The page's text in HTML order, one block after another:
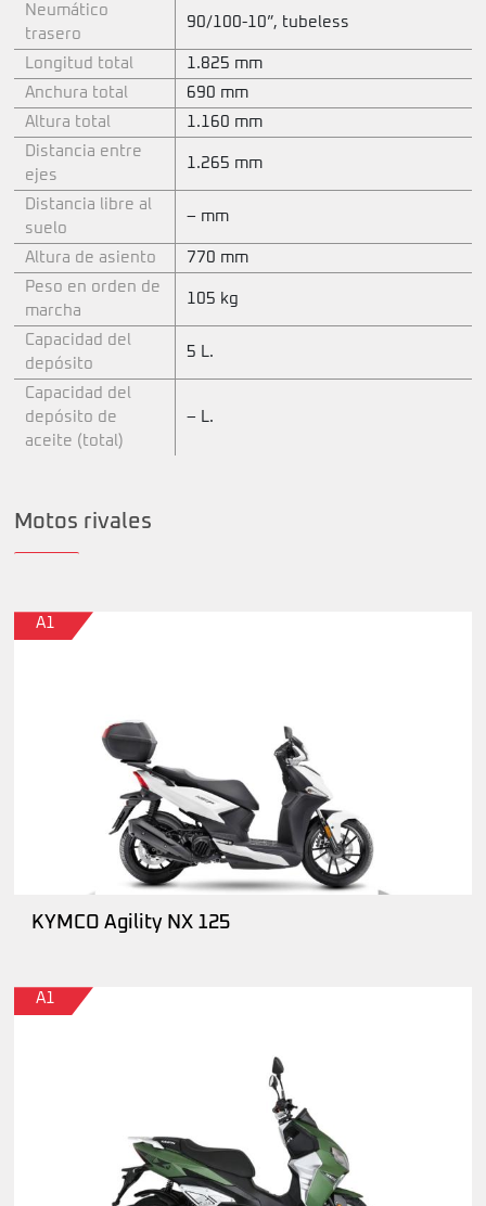
Neumático
trasero
90/100-10”, tubeless
Longitud total
1.825 mm
Anchura total
690 mm
Altura total
1.160 mm
Distancia entre
ejes
1.265 mm
Distancia libre al
suelo
– mm
Altura de asiento
770 mm
Peso en orden de
marcha
105 kg
Capacidad del
depósito
5 L.
Capacidad del
depósito de
aceite (total)
– L.
Motos rivales
A1
KYMCO Agility NX 125
A1